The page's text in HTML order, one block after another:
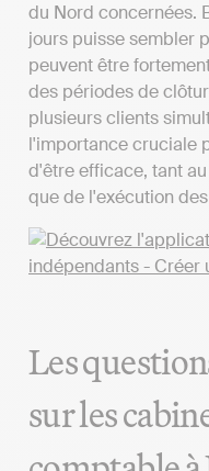
du Nord concernées.
jours puisse sembler
peuvent être
des périodes de
plusieurs clients
l'importance cruciale
d'être efficace, tant
que de l'exécution
Les
sur les